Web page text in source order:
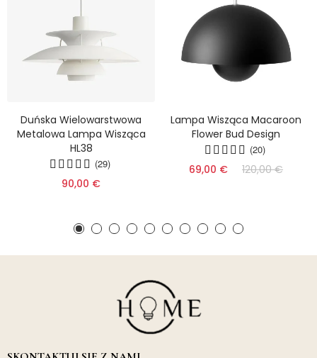
Duńska Wielowarstwowa
Metalowa Lampa Wisząca
HL38
(29)
90,00 €
Lampa Wisząca Macaroon
Flower Bud Design
(20)
69,00 € 120,00 €